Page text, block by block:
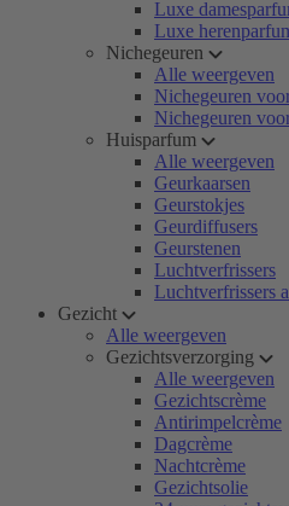
Luxe
Luxe
Nichegeuren
Alle weergeven
Nichegeuren
Nichegeuren
Huisparfum
Alle weergeven
Geurkaarsen
Geurstokjes
Geurdiffusers
Geurstenen
Luchtverfrissers
Luchtverfrissers
Gezicht
Alle weergeven
Gezichtsverzorging
Alle weergeven
Gezichtscrème
Antirimpelcrème
Dagcrème
Nachtcrème
Gezichtsolie